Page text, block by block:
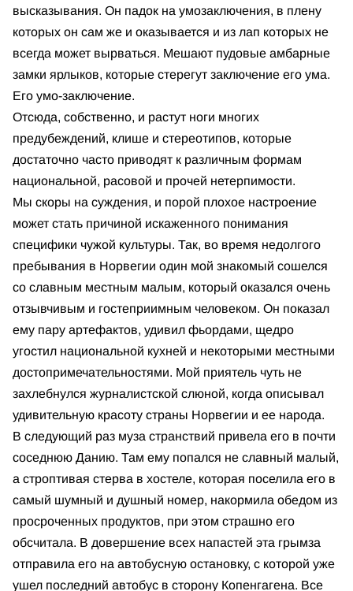
высказывания. Он падок на умозаключения, в плену
которых он сам же и оказывается и из лап которых не
всегда может вырваться. Мешают пудовые амбарные
замки ярлыков, которые стерегут заключение его ума.
Его умо-заключение.
Отсюда, собственно, и растут ноги многих
предубеждений, клише и стереотипов, которые
достаточно часто приводят к различным формам
национальной, расовой и прочей нетерпимости.
Мы скоры на суждения, и порой плохое настроение
может стать причиной искаженного понимания
специфики чужой культуры. Так, во время недолгого
пребывания в Норвегии один мой знакомый сошелся
со славным местным малым, который оказался очень
отзывчивым и гостеприимным человеком. Он показал
ему пару артефактов, удивил фьордами, щедро
угостил национальной кухней и некоторыми местными
достопримечательностями. Мой приятель чуть не
захлебнулся журналистской слюной, когда описывал
удивительную красоту страны Норвегии и ее народа.
В следующий раз муза странствий привела его в почти
соседнюю Данию. Там ему попался не славный малый,
а строптивая стерва в хостеле, которая поселила его в
самый шумный и душный номер, накормила обедом из
просроченных продуктов, при этом страшно его
обсчитала. В довершение всех напастей эта грымза
отправила его на автобусную остановку, с которой уже
ушел последний автобус в сторону Копенгагена. Все